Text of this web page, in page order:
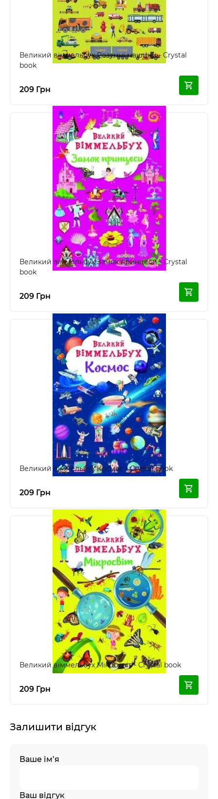
Великий віммельбух Розумні машини - Crystal
book
209 Грн
Великий віммельбух Замок принцеси - Crystal
book
209 Грн
Великий віммельбух Космос - Crystal book
209 Грн
Великий віммельбух Мікросвіт - Crystal book
209 Грн
Залишити відгук
Ваше ім’я
Ваш відгук